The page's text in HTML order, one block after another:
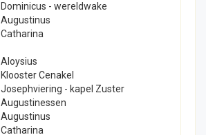
Dominicus - wereldwake
Augustinus
Catharina
Aloysius
Klooster Cenakel
Josephviering - kapel Zuster
Augustinessen
Augustinus
Catharina